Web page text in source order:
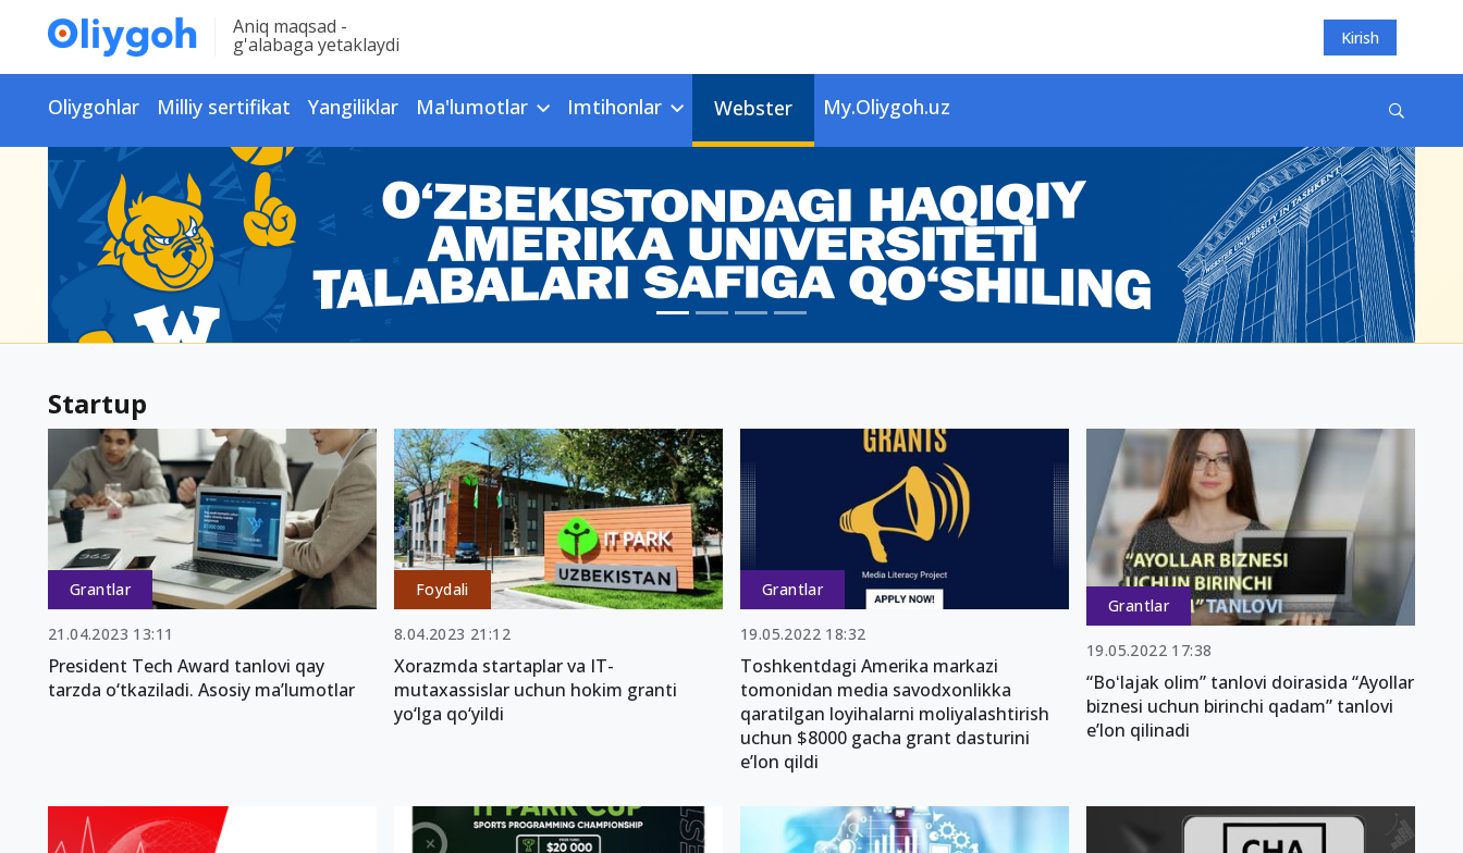
Aniq maqsad -
g'alabaga yetaklaydi Kirish
Oliygohlar Milliy sertifikat Yangiliklar Ma'lumotlar Imtihonlar Webster My.Oliygoh.uz
Startup
Grantlar
21.04.2023 13:11
President Tech Award tanlovi qay
tarzda o‘tkaziladi. Asosiy ma’lumotlar
Foydali
8.04.2023 21:12
Xorazmda startaplar va IT-
mutaxassislar uchun hokim granti
yo‘lga qo‘yildi
Grantlar
19.05.2022 18:32
Toshkentdagi Amerika markazi
tomonidan media savodxonlikka
qaratilgan loyihalarni moliyalashtirish
uchun $8000 gacha grant dasturini
e’lon qildi
Grantlar
19.05.2022 17:38
“Boʻlajak olim” tanlovi doirasida “Ayollar
biznesi uchun birinchi qadam” tanlovi
eʼlon qilinadi